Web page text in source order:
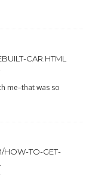
CAR.HTML
me–that was so
HOW-TO-GET-